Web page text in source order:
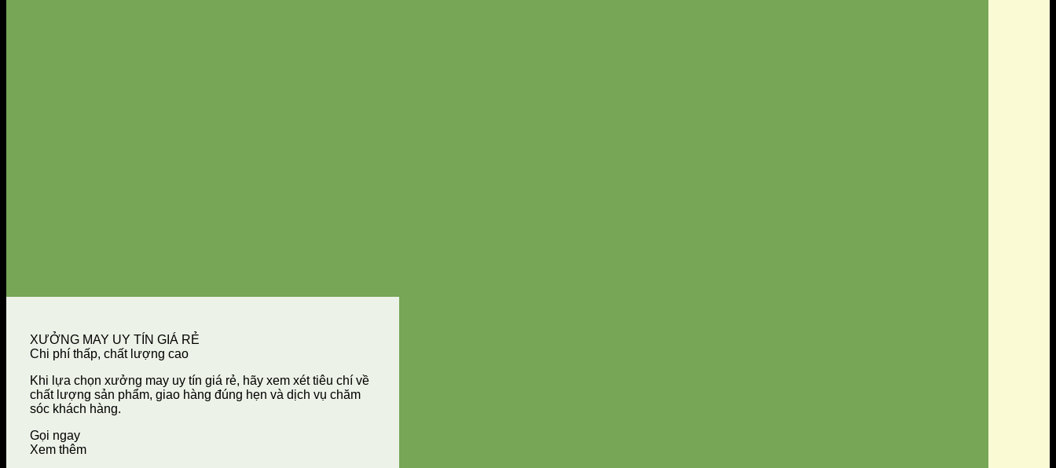
XƯỞNG MAY UY TÍN GIÁ RẺ
Chi phí thấp, chất lượng cao
Khi lựa chọn xưởng may uy tín giá rẻ, hãy xem xét tiêu chí về
chất lượng sản phẩm, giao hàng đúng hẹn và dịch vụ chăm
sóc khách hàng.
Gọi ngay
Xem thêm